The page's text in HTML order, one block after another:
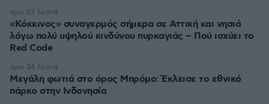
«Κόκκινος» συναγερμός σήμερα σε Αττική και νησιά
λόγω πολύ υψηλού κινδύνου πυρκαγιάς – Πού ισχύει το
Red Code
πριν 23 λεπτά
Μεγάλη φωτιά στο όρος Μπρόμο: Έκλεισε το εθνικό
πάρκο στην Ινδονησία
πριν 34 λεπτά